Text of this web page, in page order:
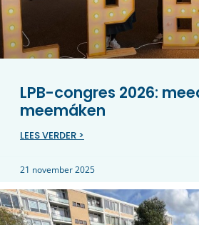
LPB-congres 2026:
meemáken
LEES VERDER >
21 november 2025